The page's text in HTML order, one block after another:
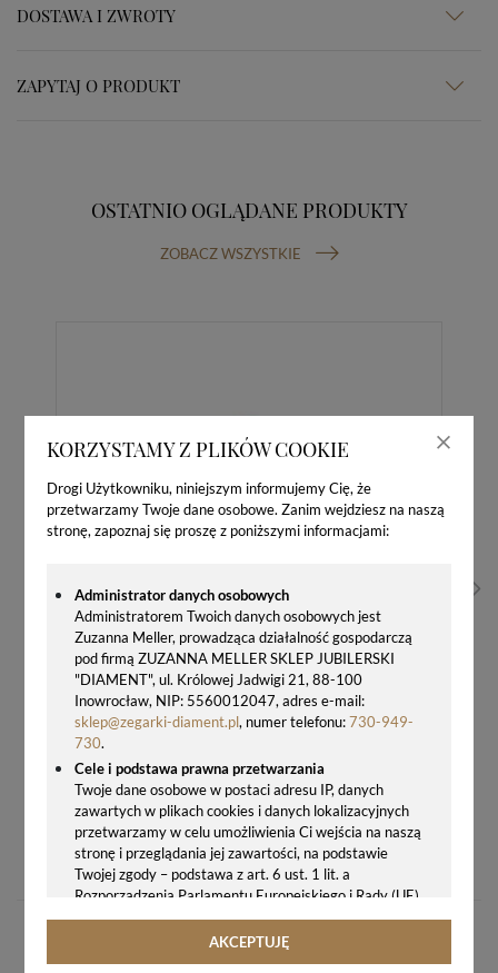
KORZYSTAMY Z PLIKÓW COOKIE
Drogi Użytkowniku, niniejszym informujemy Cię, że
przetwarzamy Twoje dane osobowe. Zanim wejdziesz na naszą
stronę, zapoznaj się proszę z poniższymi informacjami:
Administrator danych osobowych
Administratorem Twoich danych osobowych jest
Zuzanna Meller, prowadząca działalność gospodarczą
pod firmą ZUZANNA MELLER SKLEP JUBILERSKI
"DIAMENT", ul. Królowej Jadwigi 21, 88-100
Inowrocław, NIP: 5560012047, adres e-mail:
sklep@zegarki-diament.pl, numer telefonu:730-949-
730.
Cele i podstawa prawna przetwarzania
Twoje dane osobowe w postaci adresu IP, danych
zawartych w plikach cookies i danych lokalizacyjnych
przetwarzamy w celu umożliwienia Ci wejścia na naszą
stronę i przeglądania jej zawartości, na podstawie
Twojej zgody – podstawa z art. 6 ust. 1 lit. a
Rozporządzenia Parlamentu Europejskiego i Rady (UE)
2016/679 z 27.04.2016 r. w sprawie ochrony osób
fizycznych w związku z przetwarzaniem danych
AKCEPTUJĘ
DOSTAWA I ZWROTY
ZAPYTAJ O PRODUKT
OSTATNIO OGLĄDANE PRODUKTY
ZOBACZ WSZYSTKIE
PIERŚCIONEK SREBRNY SPARK SWAROVSKI LOLLIPOP GOLDEN SHADOW, SMOKED TOPAZ, SILVER SHADE – P11223ST
123,00 zł